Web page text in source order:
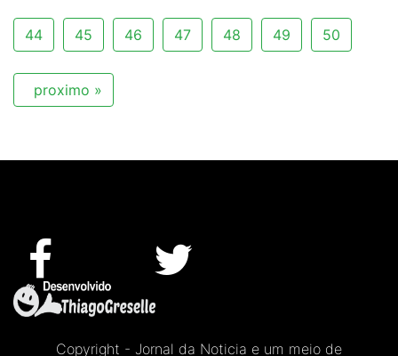
44 45 46 47 48 49 50
proximo »
Copyright - Jornal da Noticia e um meio de